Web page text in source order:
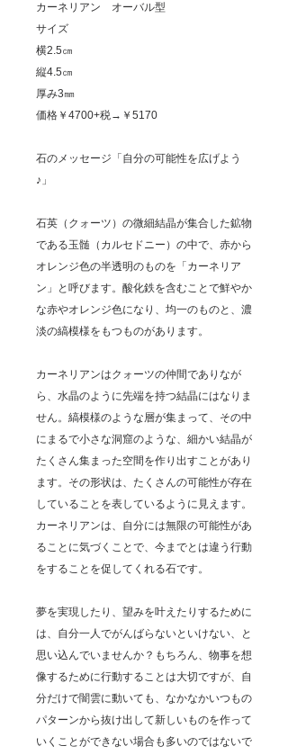
カーネリアン オーバル型
サイズ
横2.5㎝
縦4.5㎝
厚み3㎜
価格￥4700+税→￥5170
石のメッセージ「自分の可能性を広げよう
♪」
石英（クォーツ）の微細結晶が集合した鉱物
である玉髄（カルセドニー）の中で、赤から
オレンジ色の半透明のものを「カーネリア
ン」と呼びます。酸化鉄を含むことで鮮やか
な赤やオレンジ色になり、均一のものと、濃
淡の縞模様をもつものがあります。
カーネリアンはクォーツの仲間でありなが
ら、水晶のように先端を持つ結晶にはなりま
せん。縞模様のような層が集まって、その中
にまるで小さな洞窟のような、細かい結晶が
たくさん集まった空間を作り出すことがあり
ます。その形状は、たくさんの可能性が存在
していることを表しているように見えます。
カーネリアンは、自分には無限の可能性があ
ることに気づくことで、今までとは違う行動
をすることを促してくれる石です。
夢を実現したり、望みを叶えたりするために
は、自分一人でがんばらないといけない、と
思い込んでいませんか？もちろん、物事を想
像するために行動することは大切ですが、自
分だけで闇雲に動いても、なかなかいつもの
パターンから抜け出して新しいものを作って
いくことができない場合も多いのではないで